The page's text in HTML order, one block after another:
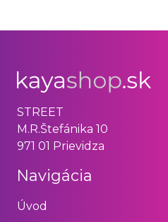
STREET
M.R.Štefánika 10
971 01 Prievidza
Navigácia
Úvod